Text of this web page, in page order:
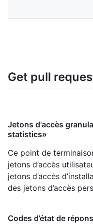
Get pull
Jetons d'accès
statistics»
Ce point de
jetons d’accès
jetons d’accès
des jetons d’accès
Codes d’état de